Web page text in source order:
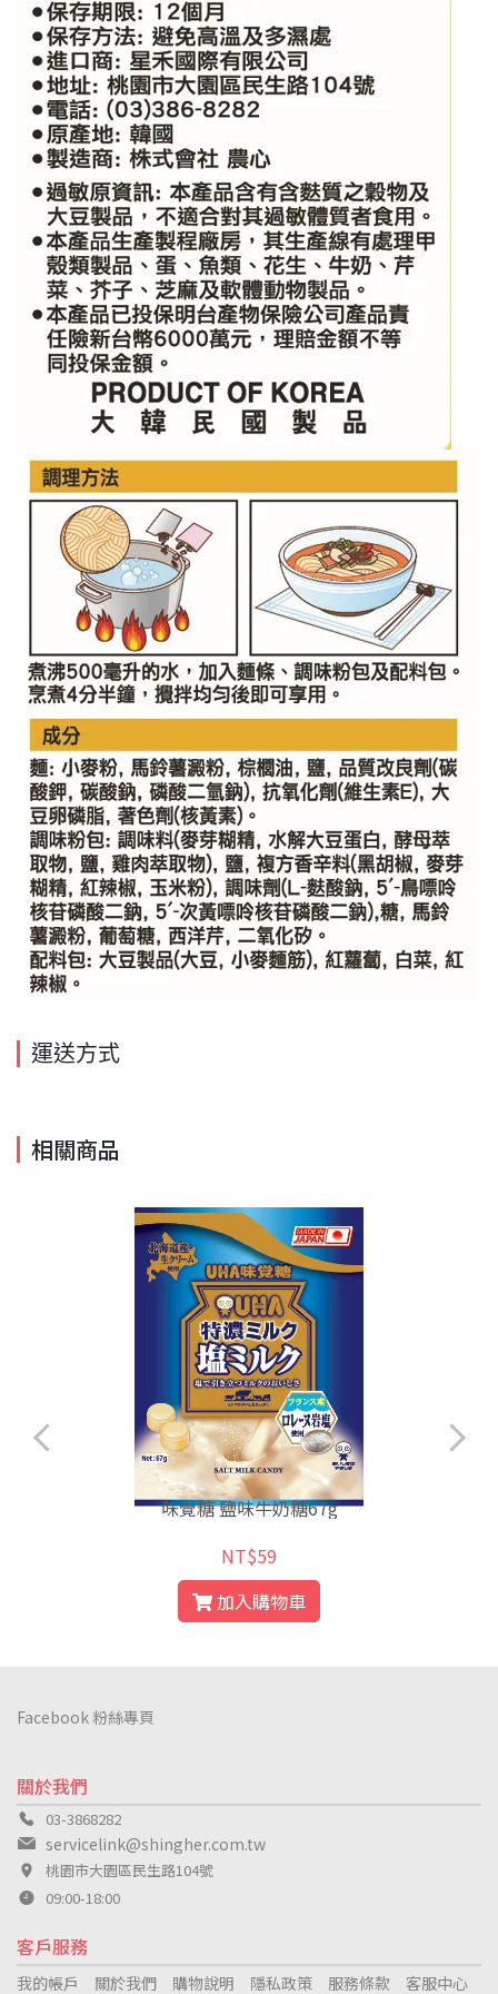
運送方式
相關商品
味覺糖 鹽味牛奶糖67g
NT$59
加入購物車
關於我們
03-3868282
servicelink@shingher.com.tw
桃園市大園區民生路104號
09:00-18:00
客戶服務
我的帳戶 關於我們 購物說明 隱私政策 服務條款 客服中心
Facebook 粉絲專頁